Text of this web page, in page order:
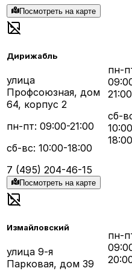
Посмотреть на карте
Дирижабль
улица
Профсоюзная, дом
64, корпус 2
пн-пт: 09:00-21:00
сб-вс: 10:00-18:00
7 (495) 204-46-15
Посмотреть на карте
пн-
21:00
сб-
18:00
Измайловский
улица 9-я
Парковая, дом 39
пн-